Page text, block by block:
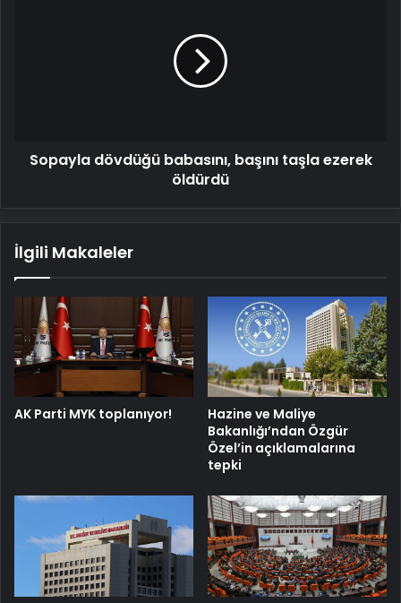
Sopayla dövdüğü babasını, başını taşla ezerek
öldürdü
İlgili Makaleler
AK Parti MYK toplanıyor!
Hazine ve Maliye
Bakanlığı’ndan Özgür
Özel’in açıklamalarına
tepki